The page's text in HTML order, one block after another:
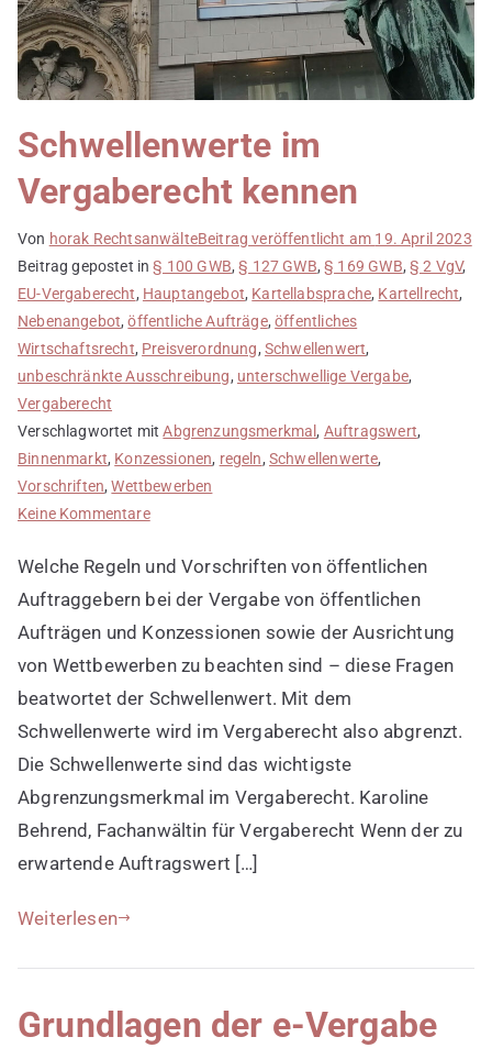
Schwellenwerte im
Vergaberecht kennen
Von horak RechtsanwälteBeitrag veröffentlicht am 19. April 2023
Beitrag gepostet in§ 100 GWB,§ 127 GWB,§ 169 GWB,§ 2 VgV,
EU-Vergaberecht, Hauptangebot, Kartellabsprache, Kartellrecht,
Nebenangebot,öffentliche Aufträge,öffentliches
Wirtschaftsrecht, Preisverordnung, Schwellenwert,
unbeschränkte Ausschreibung, unterschwellige Vergabe,
Vergaberecht
Verschlagwortet mitAbgrenzungsmerkmal, Auftragswert,
Binnenmarkt, Konzessionen, regeln, Schwellenwerte,
Vorschriften,Wettbewerben
Keine Kommentarezu
im
Vergaberecht
kennen
Welche Regeln und Vorschriften von öffentlichen
Auftraggebern bei der Vergabe von öffentlichen
Aufträgen und Konzessionen sowie der Ausrichtung
von Wettbewerben zu beachten sind – diese Fragen
beatwortet der Schwellenwert. Mit dem
Schwellenwerte wird im Vergaberecht also abgrenzt.
Die Schwellenwerte sind das wichtigste
Abgrenzungsmerkmal im Vergaberecht. Karoline
Behrend, Fachanwältin für Vergaberecht Wenn der zu
erwartende Auftragswert […]
Weiterlesen
Grundlagen der e-Vergabe